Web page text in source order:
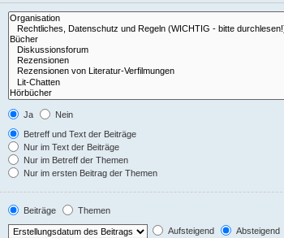
Ja
Nein
Betreff und Text der Beiträge
Nur im Text der Beiträge
Nur im Betreff der Themen
Nur im ersten Beitrag der Themen
Beiträge
Themen
Aufsteigend Absteigend